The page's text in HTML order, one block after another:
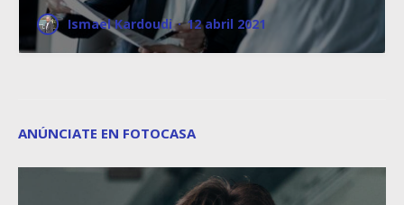
Ismael Kardoudi · 12 abril 2021
ANÚNCIATE EN FOTOCASA